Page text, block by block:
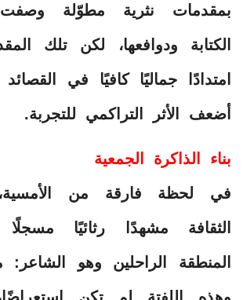
بمقدمات نثرية مطوّلة
الكتابة ودوافعها، لكن تلك
امتدادًا جماليًا كافيًا في القصائد
أضعف الأثر التراكمي للتجربة.
بناء الذاكرة الجمعية
في لحظة فارقة من
الثقافة مشهدًا رثائيًا
المنطقة الراحلين وهو